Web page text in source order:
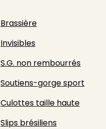
Brassière
Invisibles
S.G. non rembourrés
Soutiens-gorge sport
Culottes taille haute
Slips brésiliens